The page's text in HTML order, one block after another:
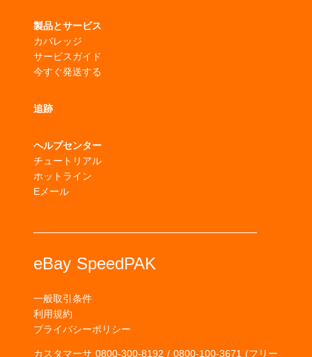
製品とサービス
カバレッジ
サービスガイド
今すぐ発送する
追跡
ヘルプセンター
チュートリアル
ホットライン
Eメール
eBay SpeedPAK
一般取引条件
利用規約
プライバシーポリシー
カスタマーサ 0800-300-8192 / 0800-100-3671 (フリー